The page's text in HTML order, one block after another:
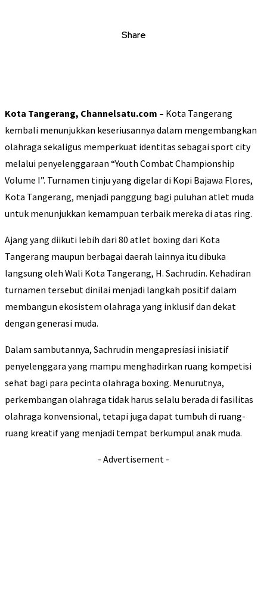
Share
Kota Tangerang, Channelsatu.com – Kota Tangerang
kembali menunjukkan keseriusannya dalam mengembangkan
olahraga sekaligus memperkuat identitas sebagai sport city
melalui penyelenggaraan “Youth Combat Championship
Volume I”. Turnamen tinju yang digelar di Kopi Bajawa Flores,
Kota Tangerang, menjadi panggung bagi puluhan atlet muda
untuk menunjukkan kemampuan terbaik mereka di atas ring.
Ajang yang diikuti lebih dari 80 atlet boxing dari Kota
Tangerang maupun berbagai daerah lainnya itu dibuka
langsung oleh Wali Kota Tangerang, H. Sachrudin. Kehadiran
turnamen tersebut dinilai menjadi langkah positif dalam
membangun ekosistem olahraga yang inklusif dan dekat
dengan generasi muda.
Dalam sambutannya, Sachrudin mengapresiasi inisiatif
penyelenggara yang mampu menghadirkan ruang kompetisi
sehat bagi para pecinta olahraga boxing. Menurutnya,
perkembangan olahraga tidak harus selalu berada di fasilitas
olahraga konvensional, tetapi juga dapat tumbuh di ruang-
ruang kreatif yang menjadi tempat berkumpul anak muda.
- Advertisement -